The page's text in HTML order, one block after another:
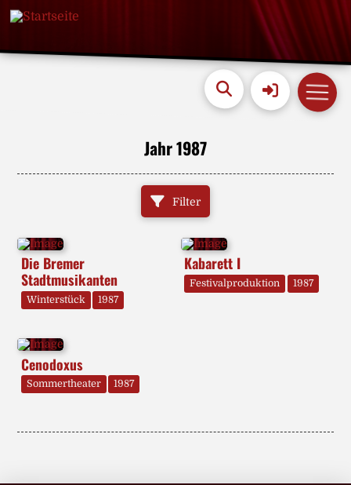
Jahr 1987
Filter
Die Bremer
Stadtmusikanten
Winterstück 1987
Kabarett I
Festivalproduktion 1987
Cenodoxus
Sommertheater 1987